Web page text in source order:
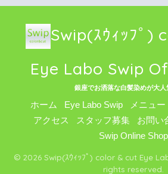
Swip(ｽｳｨｯﾌﾟ)
Eye Labo Swip
銀座でお洒落な白髪染めが大人
ホーム Eye Labo Swip メニュー
アクセス
スタッフ募集 お問い
Swip Online Shop
© 2026 Swip(ｽｳｨｯﾌﾟ) color & cut Eye
rights reserved.